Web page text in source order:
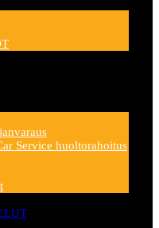
Service huoltorahoitus